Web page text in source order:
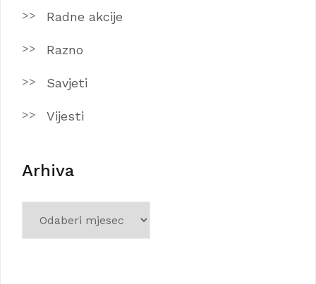
Radne akcije
Razno
Savjeti
Vijesti
Arhiva